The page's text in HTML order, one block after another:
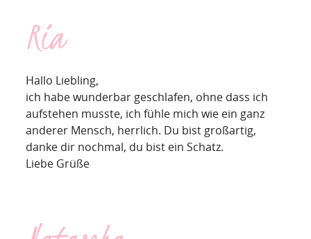
Ria
Hallo Liebling,
ich habe wunderbar geschlafen, ohne dass ich
aufstehen musste, ich fühle mich wie ein ganz
anderer Mensch, herrlich. Du bist großartig,
danke dir nochmal, du bist ein Schatz.
Liebe Grüße